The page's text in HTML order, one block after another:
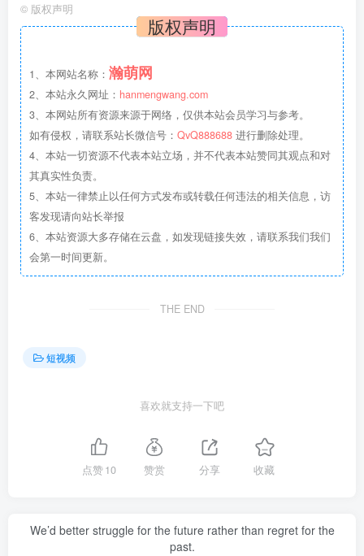
© 版权声明
版权声明
1、本网站名称： 瀚萌网
2、本站永久网址： hanmengwang.com
3、本网站所有资源来源于网络，仅供本站会员学习与参考。
如有侵权，请联系站长微信号： QvQ888688 进行删除处理。
4、本站一切资源不代表本站立场，并不代表本站赞同其观点和对
其真实性负责。
5、本站一律禁止以任何方式发布或转载任何违法的相关信息，访
客发现请向站长举报
6、本站资源大多存储在云盘，如发现链接失效，请联系我们我们
会第一时间更新。
THE END
短视频
喜欢就支持一下吧
点赞10 赞赏 分享 收藏
We’d better struggle for the future rather than regret for the
past.